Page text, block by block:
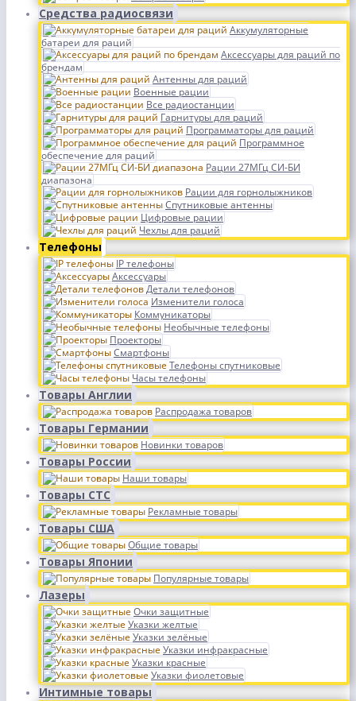
Средства радиосвязи
Аккумуляторные
батареи для раций
Аксессуары для раций по
брендам
Антенны для раций
Военные рации
Все радиостанции
Гарнитуры для раций
Программаторы для раций
Программное
обеспечение для раций
Рации 27МГц СИ-БИ
диапазона
Рации для горнолыжников
Спутниковые антенны
Цифровые рации
Чехлы для раций
Телефоны
IP телефоны
Аксессуары
Детали телефонов
Изменители голоса
Коммуникаторы
Необычные телефоны
Проекторы
Смартфоны
Телефоны спутниковые
Часы телефоны
Товары Англии
Распродажа товаров
Товары Германии
Новинки товаров
Товары России
Наши товары
Товары СТС
Рекламные товары
Товары США
Общие товары
Товары Японии
Популярные товары
Лазеры
Очки защитные
Указки желтые
Указки зелёные
Указки инфракрасные
Указки красные
Указки фиолетовые
Интимные товары